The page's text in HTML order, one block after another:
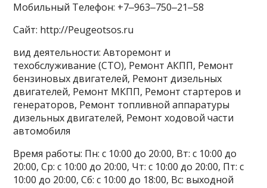
Мобильный Телефон: +7‒963‒750‒21‒58
Сайт: http://Peugeotsos.ru
вид деятельности: Авторемонт и
техобслуживание (СТО), Ремонт АКПП, Ремонт
бензиновых двигателей, Ремонт дизельных
двигателей, Ремонт МКПП, Ремонт стартеров и
генераторов, Ремонт топливной аппаратуры
дизельных двигателей, Ремонт ходовой части
автомобиля
Время работы: Пн: с 10:00 до 20:00, Вт: с 10:00 до
20:00, Ср: с 10:00 до 20:00, Чт: с 10:00 до 20:00, Пт: с
10:00 до 20:00, Сб: с 10:00 до 18:00, Вс: выходной